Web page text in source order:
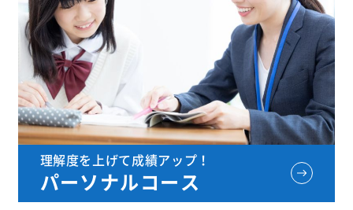
理解度を上げて成績アップ！
パーソナルコース